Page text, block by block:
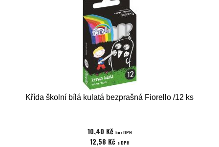
Křída školní bílá kulatá bezprašná Fiorello /12 ks
10,40 Kč bez DPH
12,58 Kč s DPH